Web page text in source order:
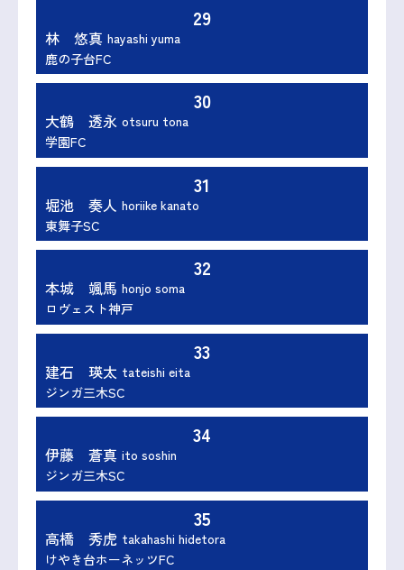
29
林 悠真 hayashi yuma
鹿の子台FC
30
大鶴 透永 otsuru tona
学園FC
31
堀池 奏人 horiike kanato
東舞子SC
32
本城 颯馬 honjo soma
ロヴェスト神戸
33
建石 瑛太 tateishi eita
ジンガ三木SC
34
伊藤 蒼真 ito soshin
ジンガ三木SC
35
高橋 秀虎 takahashi hidetora
けやき台ホーネッツFC